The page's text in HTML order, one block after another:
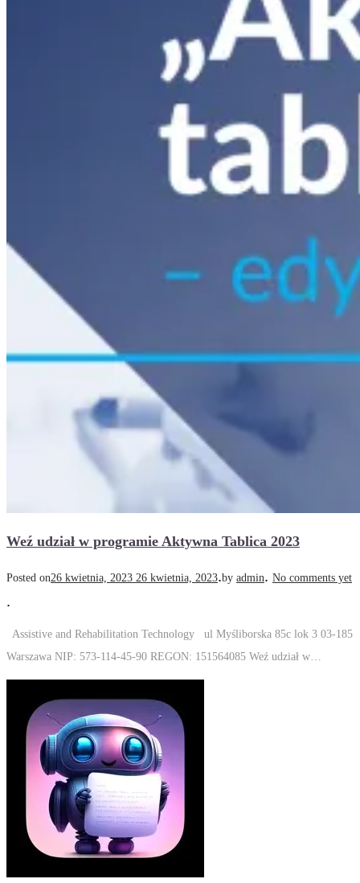
Weź udział w programie Aktywna Tablica 2023
Posted on26 kwietnia, 2023 26 kwietnia, 2023.by admin. No comments yet
.
Assistive and Rehabilitation Technology ul Myśliborska 85c lok 3 03-185
Warszawa NIP: 573-114-45-90 REGON: 151564085 Weź udział w…